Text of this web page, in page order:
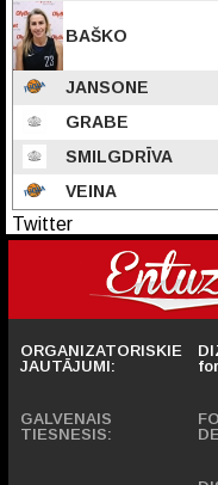
BAŠKO
JANSONE
GRABE
SMILGDRĪVA
VEINA
Twitter
ORGANIZATORISKIE
JAUTĀJUMI:
GALVENAIS
TIESNESIS: